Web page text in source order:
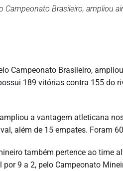
Campeonato Brasileiro, ampliou
Campeonato Brasileiro,
189 vitórias contra 155 do
a vantagem atleticana
além de 15 empates. Foram
também pertence ao time
9 a 2, pelo Campeonato